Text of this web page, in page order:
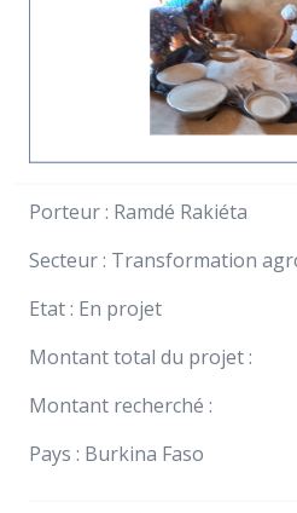
Porteur : Ramdé Rakiéta
Secteur : Transformation
Etat : En projet
Montant total du projet :
Montant recherché :
Pays : Burkina Faso